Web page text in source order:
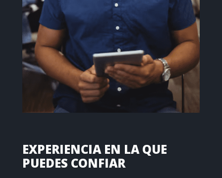
EXPERIENCIA EN LA QUE
PUEDES CONFIAR